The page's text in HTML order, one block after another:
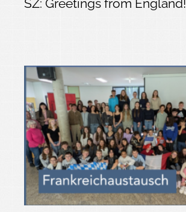
SZ: Greetings from England!